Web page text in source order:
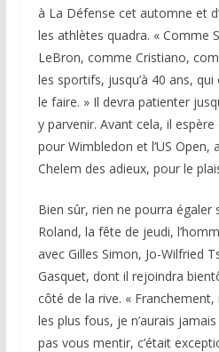
à La Défense cet automne et
les athlètes quadra. « Comme
LeBron, comme Cristiano,
les sportifs, jusqu’à 40 ans, qui
le faire. » Il devra patienter
y parvenir. Avant cela, il
pour Wimbledon et l’US Open,
Chelem des adieux, pour le
Bien sûr, rien ne pourra égaler
Roland, la fête de jeudi,
avec Gilles Simon, Jo-Wilfried
Gasquet, dont il rejoindra
côté de la rive. «
les plus fous, je n’aurais
pas vous mentir, c’était